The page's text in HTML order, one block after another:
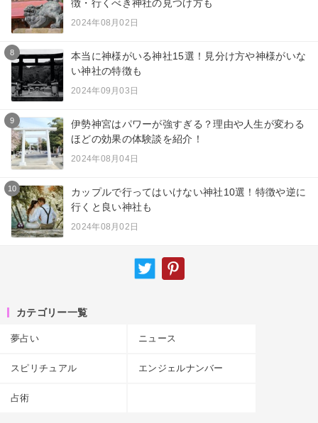
徴・行くべき神社の見つけ方も
2024年08月02日
8
本当に神様がいる神社15選！見分け方や神様がいな
い神社の特徴も
2024年09月03日
9
伊勢神宮はパワーが強すぎる？理由や人生が変わる
ほどの効果の体験談を紹介！
2024年08月04日
10
カップルで行ってはいけない神社10選！特徴や逆に
行くと良い神社も
2024年08月02日
カテゴリー一覧
夢占い ニュース
スピリチュアル エンジェルナンバー
占術